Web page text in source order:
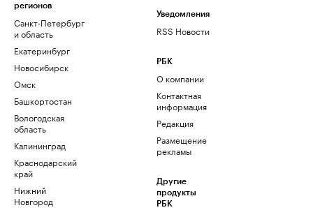
регионов
Санкт-Петербург
и область
Екатеринбург
Новосибирск
Омск
Башкортостан
Вологодская
область
Калининград
Краснодарский
край
Нижний
Новгород
Уведомления
RSS Новости
РБК
О компании
Контактная
информация
Редакция
Размещение
рекламы
Другие
продукты
РБК